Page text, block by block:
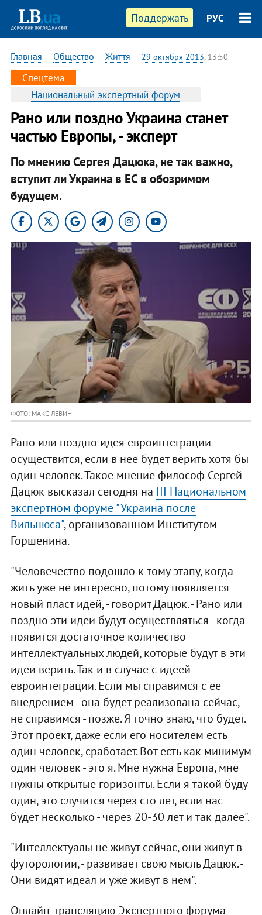
Поддержать РУС
Главная — Общество — Життя — 29 октября 2013, 13:50
Спецтема
Национальный экспертный форум
Рано или поздно Украина станет
частью Европы, - эксперт
По мнению Сергея Дацюка, не так важно,
вступит ли Украина в ЕС в обозримом
будущем.
ФОТО: МАКС ЛЕВИН
Рано или поздно идея евроинтеграции
осуществится, если в нее будет верить хотя бы
один человек. Такое мнение философ Сергей
Дацюк высказал сегодня на III Национальном
экспертном форуме "Украина после
Вильнюса", организованном Институтом
Горшенина.
"Человечество подошло к тому этапу, когда
жить уже не интересно, потому появляется
новый пласт идей, - говорит Дацюк. - Рано или
поздно эти идеи будут осуществляться - когда
появится достаточное количество
интеллектуальных людей, которые будут в эти
идеи верить. Так и в случае с идеей
евроинтеграции. Если мы справимся с ее
внедрением - она будет реализована сейчас,
не справимся - позже. Я точно знаю, что будет.
Этот проект, даже если его носителем есть
один человек, сработает. Вот есть как минимум
один человек - это я. Мне нужна Европа, мне
нужны открытые горизонты. Если я такой буду
один, это случится через сто лет, если нас
будет несколько - через 20-30 лет и так далее".
"Интеллектуалы не живут сейчас, они живут в
футорологии, - развивает свою мысль Дацюк. -
Они видят идеал и уже живут в нем".
Онлайн-трансляцию Экспертного форума